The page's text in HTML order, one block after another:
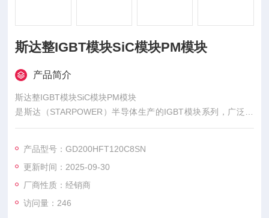
斯达整IGBT模块SiC模块PM模块
产品简介
斯达整IGBT模块SiC模块PM模块
是斯达（STARPOWER）半导体生产的IGBT模块系列，广泛应
用于电力电子领域，具有高电压、大电流、高可靠性等特点‌。
5S、GD200HFT120C5S、GD400HFK120C2S、GD75HFK120
L1S、GD100HFK120L1S、GD150HFK120L1S
产品型号：GD200HFT120C8SN
更新时间：2025-09-30
厂商性质：经销商
访问量：246